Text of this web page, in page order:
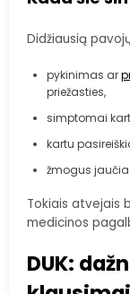
Didžiausią
pykinimas ar
priežasties,
simptomai
kartu
žmogus
Tokiais atvejais
medicinos
DUK: